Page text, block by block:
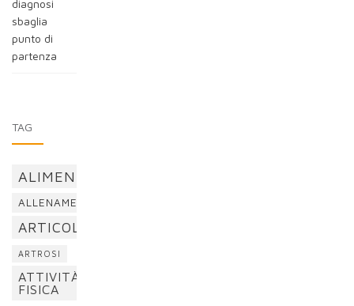
diagnosi
sbaglia
punto di
partenza
TAG
ALIMENTAZIONE
ALLENAMENTO
ARTICOLAZIONI
ARTROSI
ATTIVITÀ
FISICA